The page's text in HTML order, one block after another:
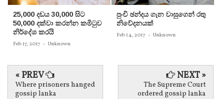
25,000 දඩය 30,000 සිට
50,000 දක්වා කරන්න කමිටුව
නිර්දේශ කරයි
Feb 17, 2017 - Unknown
පුංචි ඡන්දය ගැන වාසුගෙන් රතු
නිවේදනයක්‌
Feb 14, 2017 - Unknown
« PREV
Where prisoners hanged
gossip lanka
NEXT »
The Supreme Court
ordered gossip lanka